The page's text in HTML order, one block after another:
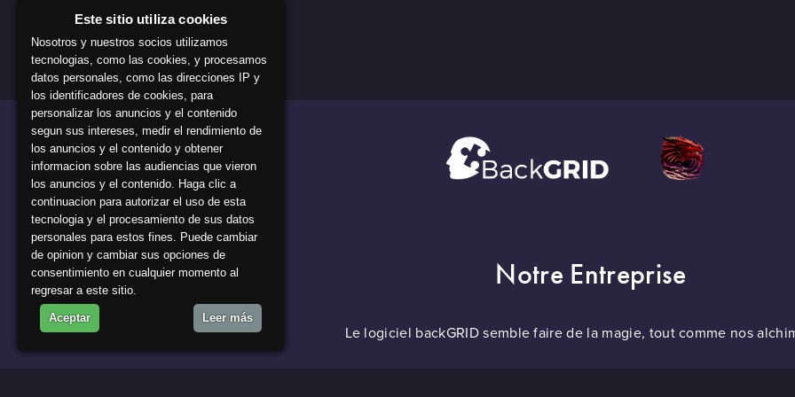
Notre Entreprise
Le logiciel backGRID semble faire de la magie, tout comme nos
Este sitio utiliza cookies
Nosotros y nuestros socios utilizamos
tecnologias, como las cookies, y procesamos
datos personales, como las direcciones IP y
los identificadores de cookies, para
personalizar los anuncios y el contenido
segun sus intereses, medir el rendimiento de
los anuncios y el contenido y obtener
informacion sobre las audiencias que vieron
los anuncios y el contenido. Haga clic a
continuacion para autorizar el uso de esta
tecnologia y el procesamiento de sus datos
personales para estos fines. Puede cambiar
de opinion y cambiar sus opciones de
consentimiento en cualquier momento al
regresar a este sitio.
Aceptar Leer más